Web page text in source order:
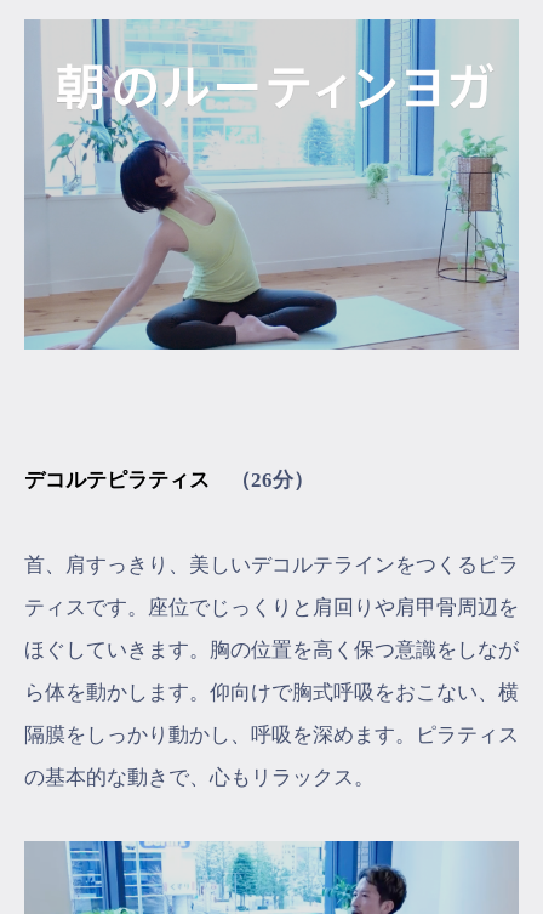
デコルテピラティス （26分）
首、肩すっきり、美しいデコルテラインをつくるピラ
ティスです。座位でじっくりと肩回りや肩甲骨周辺を
ほぐしていきます。胸の位置を高く保つ意識をしなが
ら体を動かします。仰向けで胸式呼吸をおこない、横
隔膜をしっかり動かし、呼吸を深めます。ピラティス
の基本的な動きで、心もリラックス。